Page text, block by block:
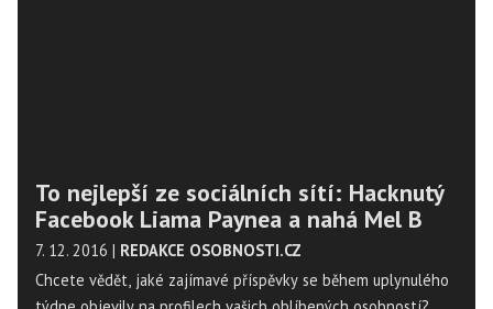
To nejlepší ze sociálních sítí: Hacknutý
Facebook Liama Paynea a nahá Mel B
7. 12. 2016 | REDAKCE OSOBNOSTI.CZ
Chcete vědět, jaké zajímavé příspěvky se během uplynulého